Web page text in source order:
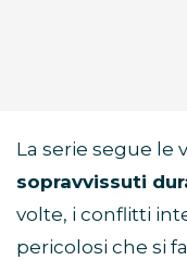
La serie segue le
sopravvissuti
volte, i conflitti
pericolosi che si